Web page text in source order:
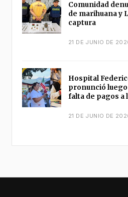
Comunidad
de marihuana y
captura
21 DE JUNIO DE
Hospital
pronunció
falta de pagos a
21 DE JUNIO DE